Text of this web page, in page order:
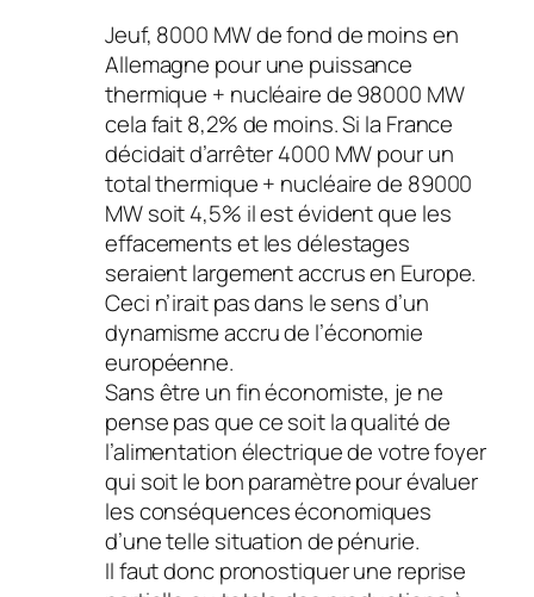
Jeuf, 8000 MW de fond de moins en
Allemagne pour une puissance
thermique + nucléaire de 98000 MW
cela fait 8,2% de moins. Si la France
décidait d’arrêter 4000 MW pour un
total thermique + nucléaire de 89000
MW soit 4,5% il est évident que les
effacements et les délestages
seraient largement accrus en Europe.
Ceci n’irait pas dans le sens d’un
dynamisme accru de l’économie
européenne.
Sans être un fin économiste, je ne
pense pas que ce soit la qualité de
l’alimentation électrique de votre foyer
qui soit le bon paramètre pour évaluer
les conséquences économiques
d’une telle situation de pénurie.
Il faut donc pronostiquer une reprise